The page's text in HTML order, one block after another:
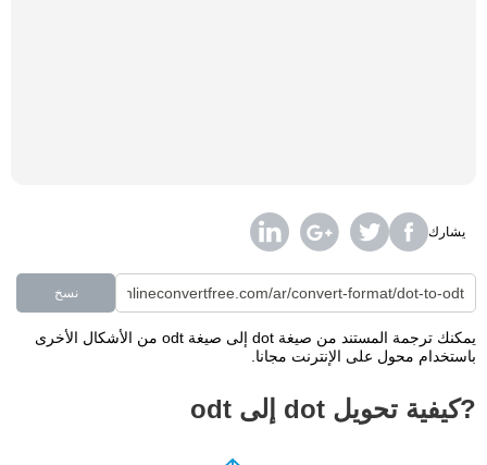
يشارك
نسخ
يمكنك ترجمة المستند من صيغة dot إلى صيغة odt من الأشكال الأخرى
باستخدام محول على الإنترنت مجانا.
?كيفية تحويل dot إلى odt